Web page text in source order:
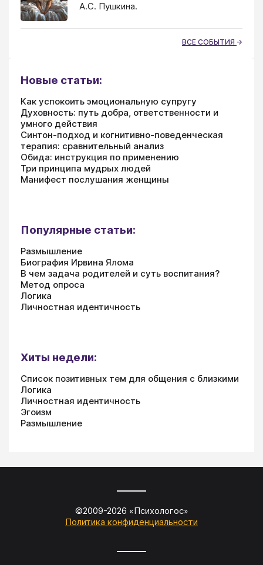
А.С. Пушкина.
ВСЕ СОБЫТИЯ
Новые статьи:
Как успокоить эмоциональную супругу
Духовность: путь добра, ответственности и
умного действия
Синтон-подход и когнитивно-поведенческая
терапия: сравнительный анализ
Обида: инструкция по применению
Три принципа мудрых людей
Манифест послушания женщины
Популярные статьи:
Размышление
Биография Ирвина Ялома
В чем задача родителей и суть воспитания?
Метод опроса
Логика
Личностная идентичность
Хиты недели:
Список позитивных тем для общения с близкими
Логика
Личностная идентичность
Эгоизм
Размышление
©2009-2026 «Психологос»
Политика конфиденциальности